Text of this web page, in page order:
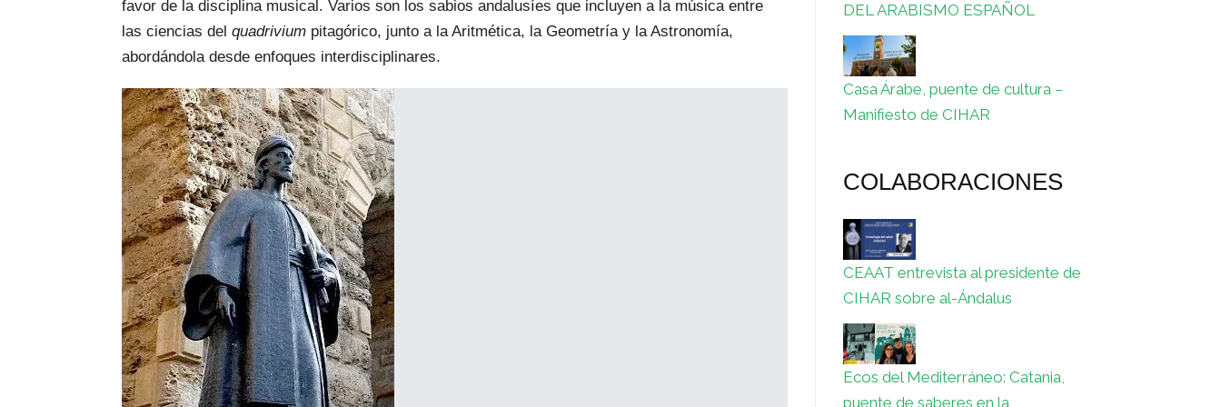
favor de la disciplina musical. Varios son los sabios andalusíes que incluyen a la música entre
las ciencias delquadrivium pitagórico, junto a la Aritmética, la Geometría y la Astronomía,
abordándola desde enfoques interdisciplinares.
DEL ARABISMO ESPAÑOL
Casa Árabe, puente de cultura –
Manifiesto de CIHAR
COLABORACIONES
CEAAT entrevista al presidente de
CIHAR sobre al-Ándalus
Ecos del Mediterráneo: Catania,
puente de saberes en la